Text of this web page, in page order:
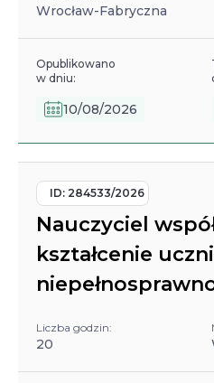
Wrocław-Fabryczna
Opublikowano
w dniu:
10/08/2026
ID: 284533/2026
Nauczyciel
kształcenie
Liczba godzin:
20